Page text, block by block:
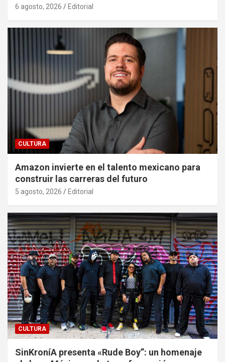
6 agosto, 2026 Editorial
CULTURA
Amazon invierte en el talento mexicano para
construir las carreras del futuro
5 agosto, 2026 Editorial
CULTURA
SinKroníA presenta «Rude Boy”: un homenaje